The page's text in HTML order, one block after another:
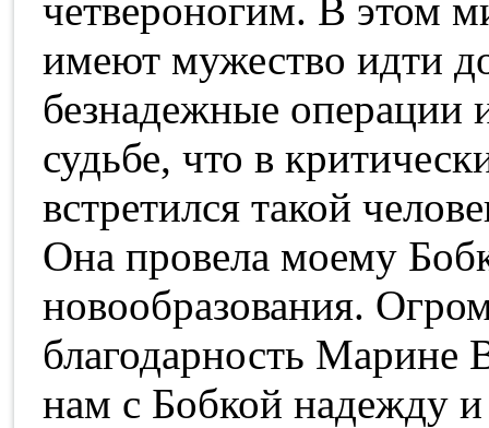
четвероногим. В этом
имеют мужество идти
безнадежные операции
судьбе, что в
встретился такой
Она провела моему
новообразования.
благодарность Марине
нам с Бобкой надежду